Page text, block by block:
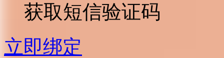
获取短信验证码
立即绑定